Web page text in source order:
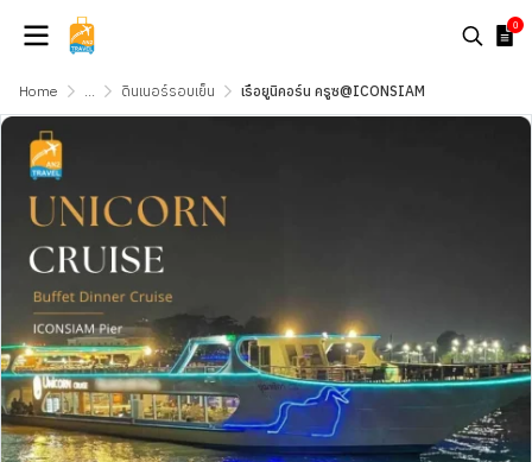
0
Home ... ดินเนอร์รอบเย็น เรือยูนิคอร์น ครูซ@ICONSIAM